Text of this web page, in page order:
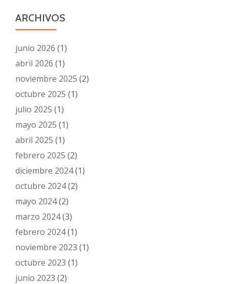
ARCHIVOS
junio 2026 (1)
abril 2026 (1)
noviembre 2025 (2)
octubre 2025 (1)
julio 2025 (1)
mayo 2025 (1)
abril 2025 (1)
febrero 2025 (2)
diciembre 2024(1)
octubre 2024(2)
mayo 2024(2)
marzo 2024(3)
febrero 2024(1)
noviembre 2023 (1)
octubre 2023 (1)
junio 2023 (2)